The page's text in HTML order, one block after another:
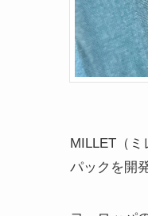
MILLET（
パックを開